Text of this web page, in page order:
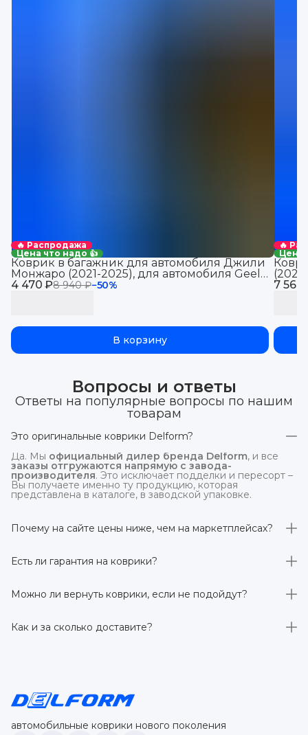
🔥 Распродажа
Цена что надо 👍
4 470 ₽8 940 ₽−50%
Коврик в багажник для автомобиля Джили
Монжаро (2021-2025), для автомобиля Geely
Monjaro, EVA 3D
В корзину
🔥
Цена
7 560
Вопросы и ответы
Ответы на популярные вопросы по нашим
товарам
Это оригинальные коврики Delform?
Да. Мы официальный дилер бренда Delform, и все
заказы отгружаются напрямую с завода-
производителя. Это исключает подделки и пересорт –
Вы получаете именно ту продукцию, которая
представлена в каталоге, в заводской упаковке.
Почему на сайте цены ниже, чем на маркетплейсах?
отгрузка идётнапрямую со склада производителя
без посредников.
Есть ли гарантия на коврики?
производителя 3 года. Если в течение этого срока
обнаружится производственный дефект – заменим
Можно ли вернуть коврики, если не подойдут?
заказанного дистанционно,без объяснения причин –
при условии сохранения товарного вида. Если коврик не
Как и за сколько доставите?
автомобильные коврики нового поколения